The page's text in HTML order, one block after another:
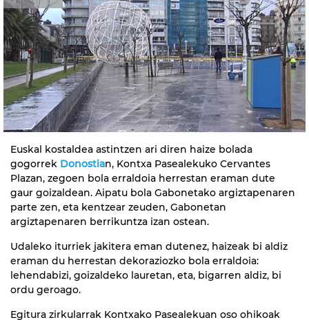
Euskal kostaldea astintzen ari diren haize bolada
gogorrek Donostian, Kontxa Pasealekuko Cervantes
Plazan, zegoen bola erraldoia herrestan eraman dute
gaur goizaldean. Aipatu bola Gabonetako argiztapenaren
parte zen, eta kentzear zeuden, Gabonetan
argiztapenaren berrikuntza izan ostean.
Udaleko iturriek jakitera eman dutenez, haizeak bi aldiz
eraman du herrestan dekoraziozko bola erraldoia:
lehendabizi, goizaldeko lauretan, eta, bigarren aldiz, bi
ordu geroago.
Egitura zirkularrak Kontxako Pasealekuan oso ohikoak